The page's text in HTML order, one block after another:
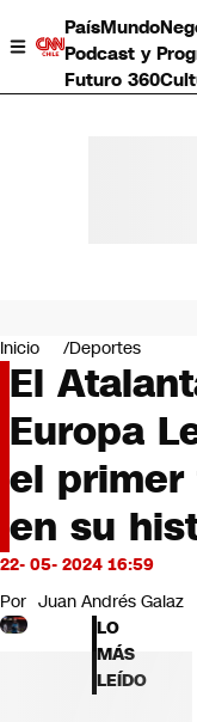
PaísMundo
Podcast y
Futuro 360
Negocios
Deportes
Programas
Cultura
Servicios
Bits
CNN Data
CNN tiempo
Futuro 360
Inicio Deportes
El
Europa
el
en su
22- 05- 2024 16:59
Por Juan Andrés Galaz
LO
MÁS
LEÍDO